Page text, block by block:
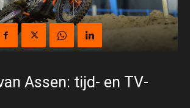
Assen: tijd- en TV-